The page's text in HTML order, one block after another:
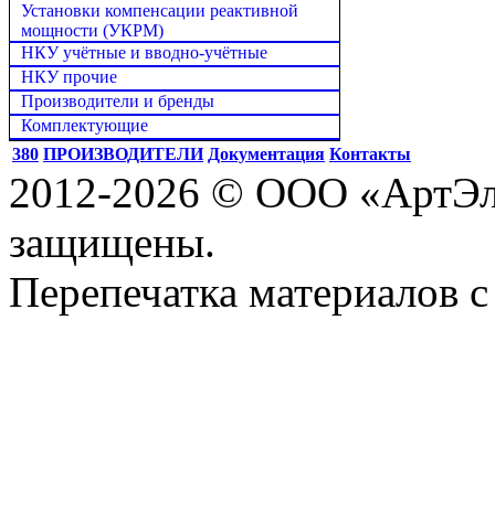
Установки компенсации реактивной
мощности (УКРМ)
НКУ учётные и вводно-учётные
НКУ прочие
Производители и бренды
Комплектующие
380 ПРОИЗВОДИТЕЛИ Документация Контакты
2012-2026 © ООО
защищены.
Перепечатка материалов